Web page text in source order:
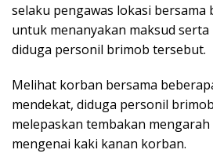
selaku pengawas lokasi bersama
untuk menanyakan maksud
diduga personil brimob tersebut.
Melihat korban bersama
mendekat, diduga personil
melepaskan tembakan
mengenai kaki kanan korban.